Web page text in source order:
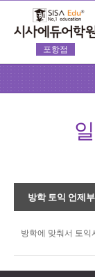
포항점
방학 토익 언제
방학에 맞춰서 토